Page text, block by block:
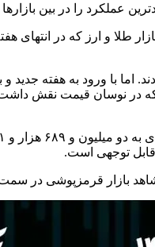
بالای ۸ درصد را به ثبت رساندند. عطش
با ورود به هفته جدید و
نوسان قیمت نقش داشت
بازار قرمزپوشی در